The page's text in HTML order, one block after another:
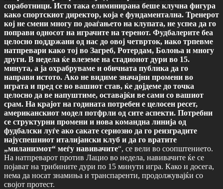
соработници. Исто така елиминирана беше клучна фигура
како спортскиот директор, која е фундаментална. Тренерот
кој не смени многу по доаѓањето на клупата, не успеа да го
поправи односот на играчите на теренот. Фудбалерите беа
целосно поддржани од нас до овој четврток, иако трпевме
натпревари како тој во Загреб, Ротердам, Болоња и многу
други. В недела ќе влеземе на стадионот дури во 15.
минута, а ја охрабруваме и обичната публика да го
направи истото. Ако не видиме значајни промени во
играта и пред се во вашиот став, ќе дојдеме до точка
целосно да ве напуштиме, оставајќи ве сами со вашиот
срам. На крајот на годината потребен е целосен ресет,
американскиот модел потфрли од сите аспекти. Потребни
се структурни промени и нова командна линија од
фудбалски луѓе ако сакате сериозно да го реизградите
најуспешниот италијански клуб и да го вратите
„миланизмот“ меѓу навивачите“, се вели во соопштението.
На натпреварот против Лацио во недела, навивачите ќе се
појават на трибините дури по 15 минути игра. Како и досега,
нема да носат знамиња и транспаренти, продолжувајќи со
својот протест.